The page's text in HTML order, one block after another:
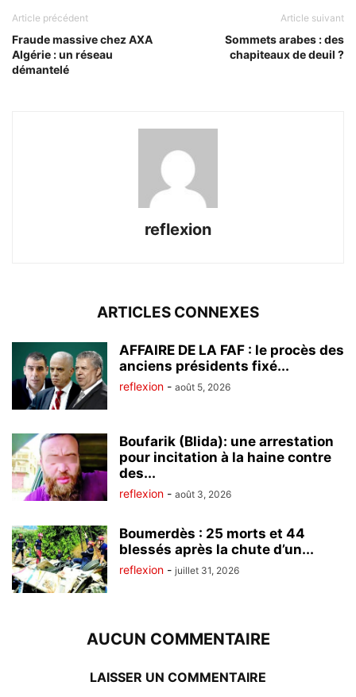
Article précédent
Fraude massive chez AXA
Algérie : un réseau
démantelé
Article suivant
Sommets arabes : des
chapiteaux de deuil ?
reflexion
ARTICLES CONNEXES
AFFAIRE DE LA FAF : le procès des
anciens présidents fixé...
reflexion - août 5, 2026
Boufarik (Blida): une arrestation
pour incitation à la haine contre
des...
reflexion - août 3, 2026
Boumerdès : 25 morts et 44
blessés après la chute d’un...
reflexion - juillet 31, 2026
AUCUN COMMENTAIRE
LAISSER UN COMMENTAIRE